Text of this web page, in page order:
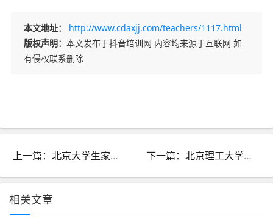
本文地址：
http://www.cdaxjj.com/teachers/1117.html
版权声明： 本文发布于抖音培训网 内容均来源于互联网 如
有侵权联系删除
上一篇：北京大学生家教陈老师19678 下一篇：北京理工大学生家教吴老师简历19680
相关文章